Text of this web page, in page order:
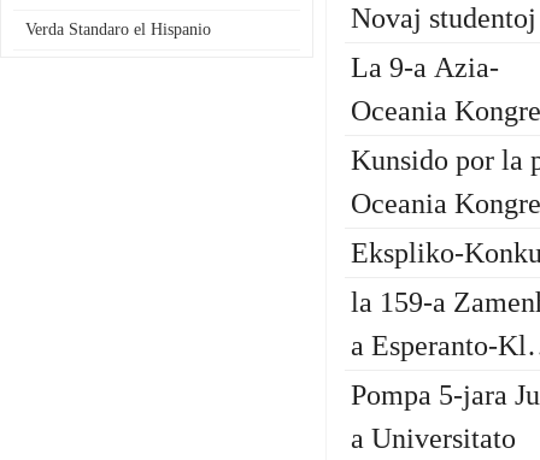
Verda Standaro el Hispanio
Novaj
La 9-a Azia-
Oceania
Kunsido por la
Oceania
Ekspliko-
la 159-a
a Esperanto-
Pompa 5-jara
a Universitato